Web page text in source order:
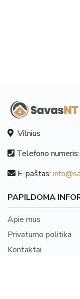
Vilnius
Telefono numeris:
E-paštas:
PAPILDOMA
Apie mus
Privatumo politika
Kontaktai